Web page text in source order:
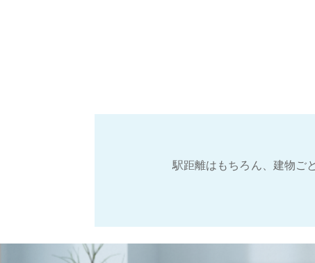
駅距離はもちろん、建物ご